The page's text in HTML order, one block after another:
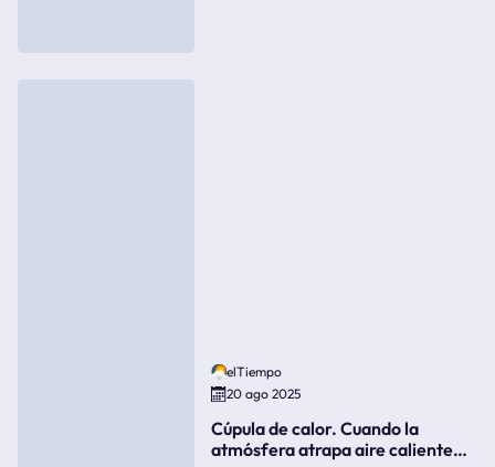
elTiempo
20 ago 2025
Cúpula de calor. Cuando la
atmósfera atrapa aire caliente